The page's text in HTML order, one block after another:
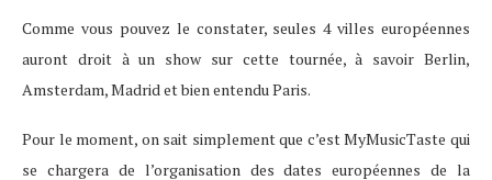
Comme vous pouvez le constater, seules 4 villes européennes
auront droit à un show sur cette tournée, à savoir Berlin,
Amsterdam, Madrid et bien entendu Paris.
Pour le moment, on sait simplement que c’est MyMusicTaste qui
se chargera de l’organisation des dates européennes de la